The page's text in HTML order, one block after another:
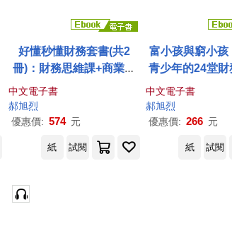
好懂秒懂財務套書(共2
冊)：財務思維課+商業獲
利思維課 (電子書)
中文電子書
郝旭烈
優惠價: 574 元
富小孩與窮小孩
青少年的24堂財
(電子書)
中文電子書
郝旭烈
優惠價: 266 元
紙 試閱 紙 試閱